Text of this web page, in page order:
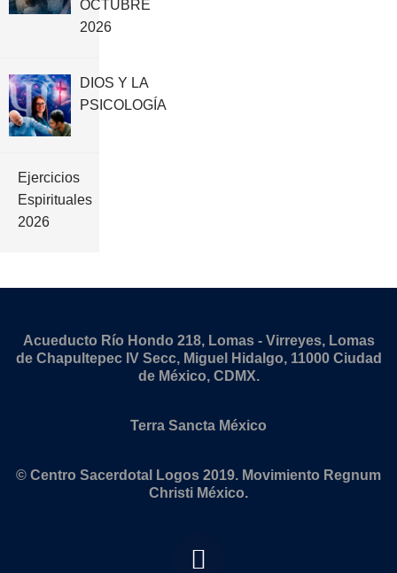
OCTUBRE
2026
DIOS Y LA
PSICOLOGÍA
Ejercicios
Espirituales
2026
Acueducto Río Hondo 218, Lomas - Virreyes, Lomas
de Chapultepec IV Secc, Miguel Hidalgo, 11000 Ciudad
de México, CDMX.
Terra Sancta México
© Centro Sacerdotal Logos 2019. Movimiento Regnum
Christi México.